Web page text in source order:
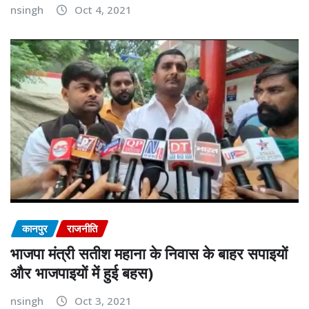
nsingh Oct 4, 2021
कानपुर राजनीति
भाजपा मंत्री सतीश महाना के निवास के बाहर सपाइयों
और भाजपाइयों में हुई बहस)
nsingh Oct 3, 2021